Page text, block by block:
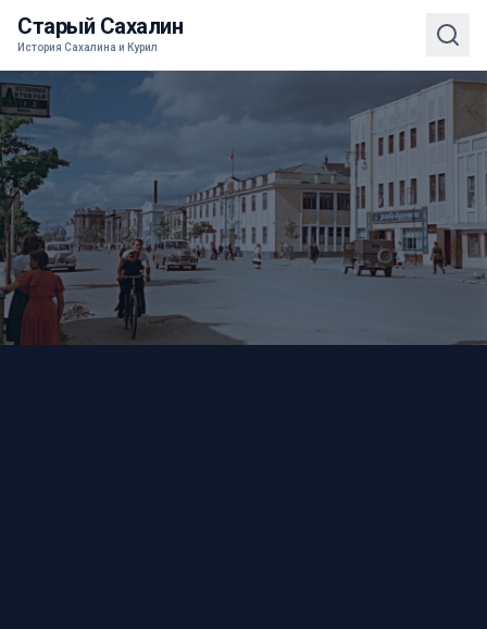
Старый Сахалин
История Сахалина и Курил